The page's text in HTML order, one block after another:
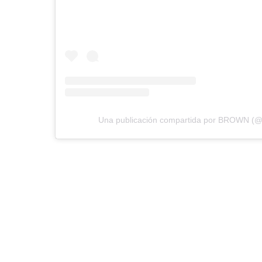
Una publicación compartida por BROWN